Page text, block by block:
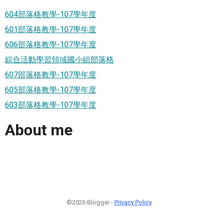
604部落格教學-107學年度
601部落格教學-107學年度
606部落格教學-107學年度
綜合活動學習領域國小組部落格
607部落格教學-107學年度
605部落格教學-107學年度
603部落格教學-107學年度
About me
©2026 Blogger - Privacy Policy